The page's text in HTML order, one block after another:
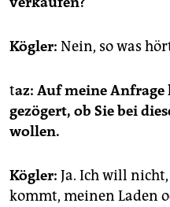
Kögler: Nein, so was
taz: Auf meine Anfrage
gezögert, ob Sie bei
wollen.
Kögler: Ja. Ich will
kommt, meinen Laden